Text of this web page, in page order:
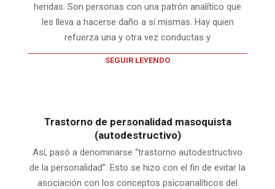
heridas. Son personas con una patrón analítico que
les lleva a hacerse daño a sí mismas. Hay quien
refuerza una y otra vez conductas y
SEGUIR LEYENDO
Trastorno de personalidad masoquista
(autodestructivo)
Así, pasó a denominarse “trastorno autodestructivo
de la personalidad”. Esto se hizo con el fin de evitar la
asociación con los conceptos psicoanalíticos del